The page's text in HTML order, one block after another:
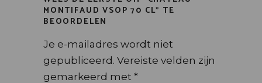
MONTIFAUD VSOP 70 CL” TE
BEOORDELEN
Je e-mailadres wordt niet
gepubliceerd. Vereiste velden zijn
gemarkeerd met *